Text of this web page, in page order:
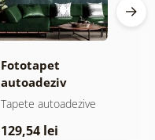
Fototapet
autoadeziv
pădure în ceață
Tapete autoadezive
129,54 lei